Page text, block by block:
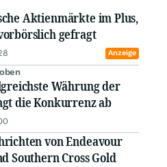
Aktienmärkte im Plus,
gefragt
Anzeige
Währung der
die Konkurrenz ab
von Endeavour
Southern Cross Gold